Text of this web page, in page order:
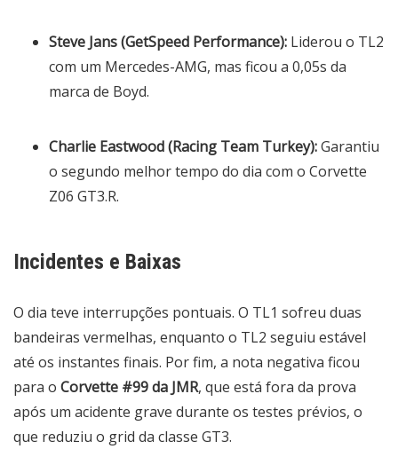
Steve Jans (GetSpeed Performance): Liderou o TL2
com um Mercedes-AMG, mas ficou a 0,05s da
marca de Boyd.
Charlie Eastwood (Racing Team Turkey):Garantiu
o segundo melhor tempo do dia com o Corvette
Z06 GT3.R.
Incidentes e Baixas
O dia teve interrupções pontuais. O TL1 sofreu duas
bandeiras vermelhas, enquanto o TL2 seguiu estável
até os instantes finais. Por fim, a nota negativa ficou
para o Corvette #99 da JMR, que está fora da prova
após um acidente grave durante os testes prévios, o
que reduziu o grid da classe GT3.